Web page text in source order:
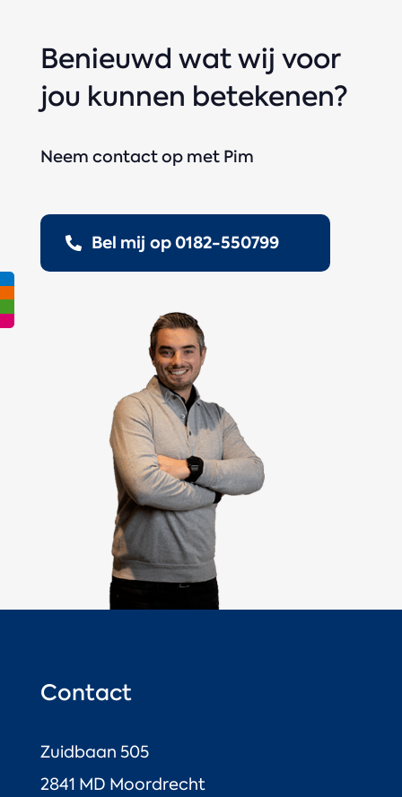
Benieuwd wat wij voor
jou kunnen betekenen?
Neem contact op met Pim
Bel mij op 0182-550799
Contact
Zuidbaan 505
2841 MD Moordrecht